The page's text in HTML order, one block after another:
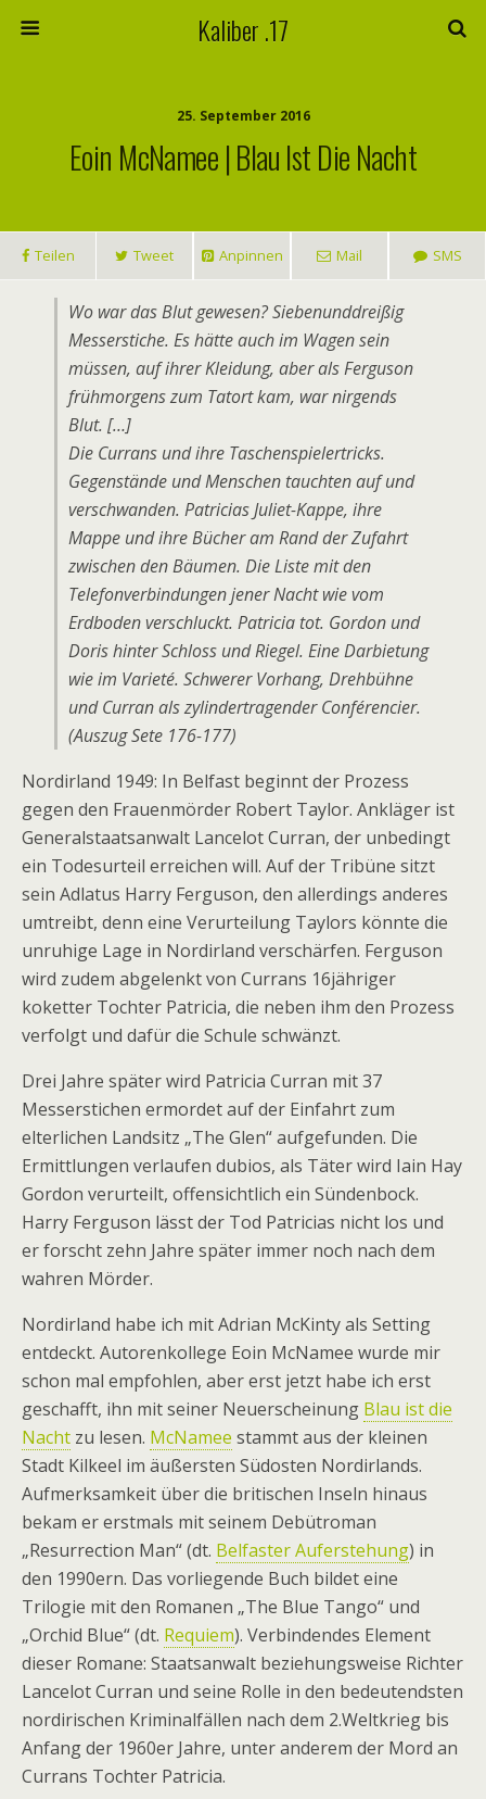
Kaliber .17
25. September 2016
Eoin McNamee | Blau Ist Die Nacht
Teilen Tweet Anpinnen Mail SMS
Wo war das Blut gewesen? Siebenunddreißig
Messerstiche. Es hätte auch im Wagen sein
müssen, auf ihrer Kleidung, aber als Ferguson
frühmorgens zum Tatort kam, war nirgends
Blut. […]
Die Currans und ihre Taschenspielertricks.
Gegenstände und Menschen tauchten auf und
verschwanden. Patricias Juliet-Kappe, ihre
Mappe und ihre Bücher am Rand der Zufahrt
zwischen den Bäumen. Die Liste mit den
Telefonverbindungen jener Nacht wie vom
Erdboden verschluckt. Patricia tot. Gordon und
Doris hinter Schloss und Riegel. Eine Darbietung
wie im Varieté. Schwerer Vorhang, Drehbühne
und Curran als zylindertragender Conférencier.
(Auszug Sete 176-177)
Nordirland 1949: In Belfast beginnt der Prozess
gegen den Frauenmörder Robert Taylor. Ankläger ist
Generalstaatsanwalt Lancelot Curran, der unbedingt
ein Todesurteil erreichen will. Auf der Tribüne sitzt
sein Adlatus Harry Ferguson, den allerdings anderes
umtreibt, denn eine Verurteilung Taylors könnte die
unruhige Lage in Nordirland verschärfen. Ferguson
wird zudem abgelenkt von Currans 16jähriger
koketter Tochter Patricia, die neben ihm den Prozess
verfolgt und dafür die Schule schwänzt.
Drei Jahre später wird Patricia Curran mit 37
Messerstichen ermordet auf der Einfahrt zum
elterlichen Landsitz „The Glen“ aufgefunden. Die
Ermittlungen verlaufen dubios, als Täter wird Iain Hay
Gordon verurteilt, offensichtlich ein Sündenbock.
Harry Ferguson lässt der Tod Patricias nicht los und
er forscht zehn Jahre später immer noch nach dem
wahren Mörder.
Nordirland habe ich mit Adrian McKinty als Setting
entdeckt. Autorenkollege Eoin McNamee wurde mir
schon mal empfohlen, aber erst jetzt habe ich erst
geschafft, ihn mit seiner Neuerscheinung Blau ist die
Nacht zu lesen. McNamee stammt aus der kleinen
Stadt Kilkeel im äußersten Südosten Nordirlands.
Aufmerksamkeit über die britischen Inseln hinaus
bekam er erstmals mit seinem Debütroman
„Resurrection Man“ (dt. Belfaster Auferstehung) in
den 1990ern. Das vorliegende Buch bildet eine
Trilogie mit den Romanen „The Blue Tango“ und
„Orchid Blue“ (dt. Requiem). Verbindendes Element
dieser Romane: Staatsanwalt beziehungsweise Richter
Lancelot Curran und seine Rolle in den bedeutendsten
nordirischen Kriminalfällen nach dem 2.Weltkrieg bis
Anfang der 1960er Jahre, unter anderem der Mord an
Currans Tochter Patricia.